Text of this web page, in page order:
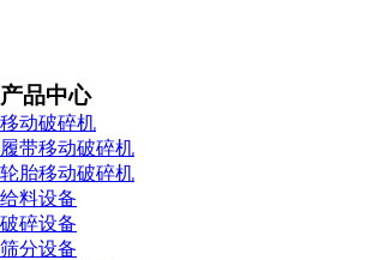
产品中心
移动破碎机
履带移动破碎机
轮胎移动破碎机
给料设备
破碎设备
筛分设备